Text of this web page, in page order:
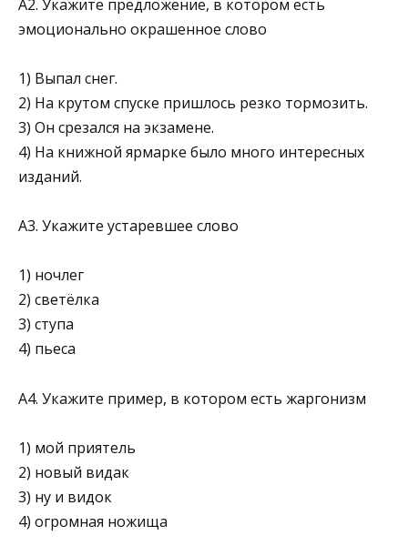
А2. Укажите предложение, в котором есть
эмоционально окрашенное слово
1) Выпал снег.
2) На крутом спуске пришлось резко тормозить.
3) Он срезался на экзамене.
4) На книжной ярмарке было много интересных
изданий.
А3. Укажите устаревшее слово
1) ночлег
2) светёлка
3) ступа
4) пьеса
А4. Укажите пример, в котором есть жаргонизм
1) мой приятель
2) новый видак
3) ну и видок
4) огромная ножища